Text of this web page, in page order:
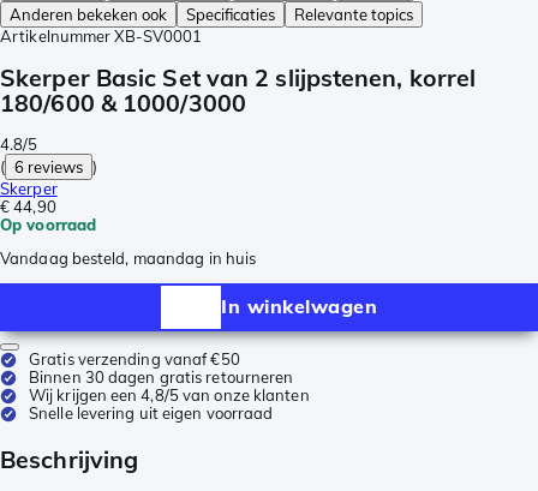
Anderen bekeken ook
Specificaties
Relevante topics
Artikelnummer XB-SV0001
Skerper Basic Set van 2 slijpstenen, korrel
180/600 & 1000/3000
4.8/5
( 6 reviews )
Skerper
€ 44,90
Op voorraad
Vandaag besteld, maandag in huis
In winkelwagen
Gratis verzending vanaf €50
Binnen 30 dagen gratis retourneren
Wij krijgen een 4,8/5 van onze klanten
Snelle levering uit eigen voorraad
Beschrijving